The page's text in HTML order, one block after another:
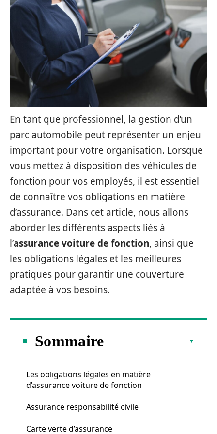
En tant que professionnel, la gestion d’un
parc automobile peut représenter un enjeu
important pour votre organisation. Lorsque
vous mettez à disposition des véhicules de
fonction pour vos employés, il est essentiel
de connaître vos obligations en matière
d’assurance. Dans cet article, nous allons
aborder les différents aspects liés à
l’assurance voiture de fonction, ainsi que
les obligations légales et les meilleures
pratiques pour garantir une couverture
adaptée à vos besoins.
Sommaire
Les obligations légales en matière
d’assurance voiture de fonction
Assurance responsabilité civile
Carte verte d’assurance